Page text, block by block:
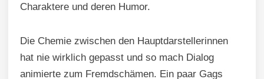
Charaktere und deren Humor.
Die Chemie zwischen den Hauptdarstellerinnen
hat nie wirklich gepasst und so mach Dialog
animierte zum Fremdschämen. Ein paar Gags